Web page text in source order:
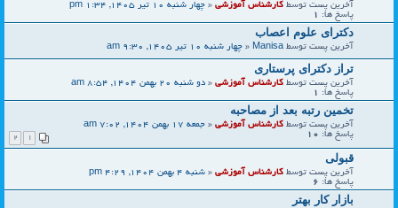
آخرین پست توسط کارشناس آموزشی « چهار شنبه 10 تیر 1405, 1:34 pm
پاسخ ها: 1
دکترای علوم اعصاب
آخرین پست توسط Manisa
« چهار شنبه 10 تیر 1405, 9:30 am
تراز دکترای پرستاری
آخرین پست توسط کارشناس آموزشی « دو شنبه 20 بهمن 1404, 8:54 am
پاسخ ها: 1
تخمین رتبه بعد از مصاحبه
آخرین پست توسط کارشناس آموزشی « جمعه 17 بهمن 1404, 7:02 am
پاسخ ها: 10
1
2
قبولی
آخرین پست توسط کارشناس آموزشی « شنبه 4 بهمن 1404, 4:29 pm
پاسخ ها: 6
بازار کار بهتر